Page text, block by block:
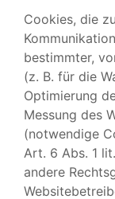
Cookies, die
bestimmter,
(z. B. für die
Optimierung
Messung des
(notwendige
Art. 6 Abs. 1
andere